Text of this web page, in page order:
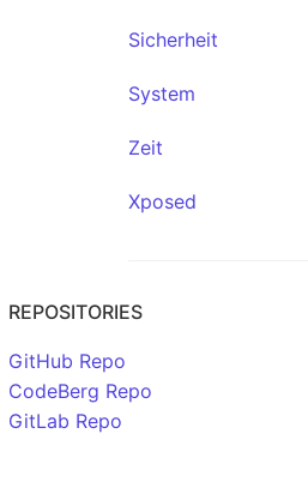
Sicherheit
System
Zeit
Xposed
REPOSITORIES
GitHub Repo
CodeBerg Repo
GitLab Repo